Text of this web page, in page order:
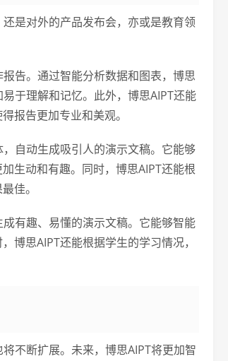
是对外的产品发布会，亦或是教育领
告。通过智能分析数据和图表，博思
于理解和记忆。此外，博思AIPT还能
报告更加专业和美观。
自动生成吸引人的演示文稿。它能够
生动和有趣。同时，博思AIPT还能根
佳。
有趣、易懂的演示文稿。它能够智能
博思AIPT还能根据学生的学习情况，
不断扩展。未来，博思AIPT将更加智